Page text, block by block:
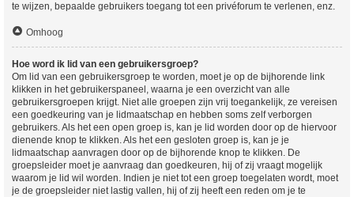
te wijzen, bepaalde gebruikers toegang tot een privéforum te verlenen, enz.
Omhoog
Hoe word ik lid van een gebruikersgroep?
Om lid van een gebruikersgroep te worden, moet je op de bijhorende link
klikken in het gebruikerspaneel, waarna je een overzicht van alle
gebruikersgroepen krijgt. Niet alle groepen zijn vrij toegankelijk, ze vereisen
een goedkeuring van je lidmaatschap en hebben soms zelf verborgen
gebruikers. Als het een open groep is, kan je lid worden door op de hiervoor
dienende knop te klikken. Als het een gesloten groep is, kan je je
lidmaatschap aanvragen door op de bijhorende knop te klikken. De
groepsleider moet je aanvraag dan goedkeuren, hij of zij vraagt mogelijk
waarom je lid wil worden. Indien je niet tot een groep toegelaten wordt, moet
je de groepsleider niet lastig vallen, hij of zij heeft een reden om je te